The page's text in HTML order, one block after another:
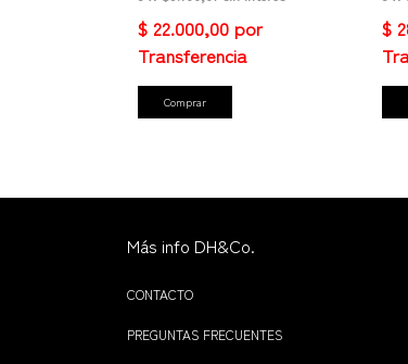
Comprar
Más info DH&Co.
CONTACTO
PREGUNTAS FRECUENTES